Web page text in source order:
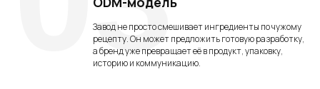
Завод не просто смешивает ингредиенты по чужому
рецепту. Он может предложить готовую разработку,
а бренд уже превращает её в продукт, упаковку,
историю и коммуникацию.